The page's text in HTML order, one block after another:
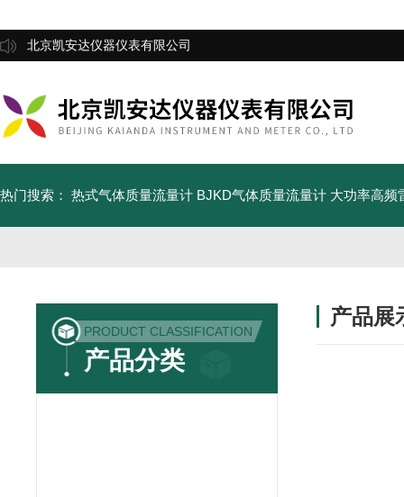
北京凯安达仪器仪表有限公司
热门搜索： 热式气体质量流量计 BJKD气体质量流量计 大功率高频
PRODUCT CLASSIFICATION
产品分类
产品展